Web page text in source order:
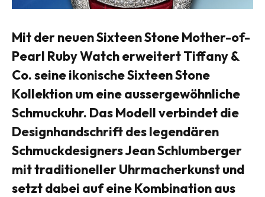
Mit der neuen Sixteen Stone Mother-of-
Pearl Ruby Watch erweitert Tiffany &
Co. seine ikonische Sixteen Stone
Kollektion um eine aussergewöhnliche
Schmuckuhr. Das Modell verbindet die
Designhandschrift des legendären
Schmuckdesigners Jean Schlumberger
mit traditioneller Uhrmacherkunst und
setzt dabei auf eine Kombination aus